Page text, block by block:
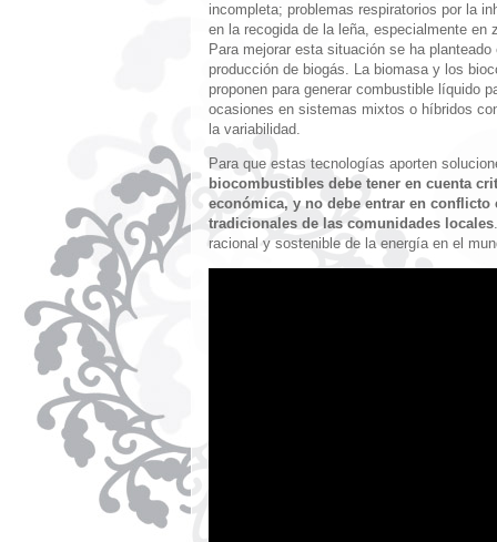
incompleta; problemas respiratorios por la
en la recogida de la leña, especialmente
Para mejorar esta situación se ha
producción de biogás. La biomasa y los
proponen para generar combustible líquido
ocasiones en sistemas mixtos o híbridos
la variabilidad.
Para que estas tecnologías aporten
biocombustibles debe tener en cuenta
económica, y no debe entrar en
tradicionales de las comunidades locales
racional y sostenible de la energía en el